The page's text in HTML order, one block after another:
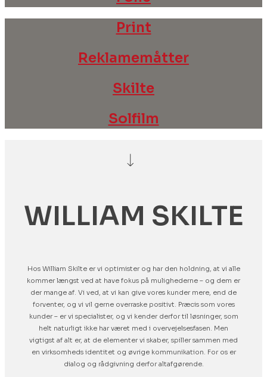
Print
Reklamemåtter
Skilte
Solfilm
WILLIAM SKILTE
Hos William Skilte er vi optimister og har den holdning, at vi alle
kommer længst ved at have fokus på mulighederne – og dem er
der mange af. Vi ved, at vi kan give vores kunder mere, end de
forventer, og vi vil gerne overraske positivt. Præcis som vores
kunder – er vi specialister, og vi kender derfor til løsninger, som
helt naturligt ikke har været med i overvejelsesfasen. Men
vigtigst af alt er, at de elementer vi skaber, spiller sammen med
en virksomheds identitet og øvrige kommunikation. For os er
dialog og rådgivning derfor altafgørende.